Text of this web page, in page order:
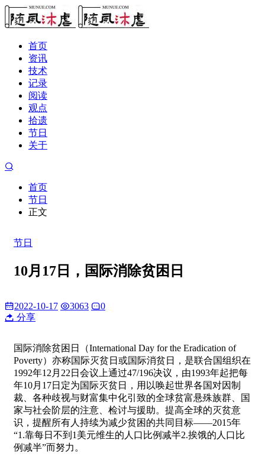
首页
资讯
技术
记录
阅读
观点
拾遗
节日
关于
首页
节日
正文
节日
10月17日，国际消除贫困日
2022-10-17 3063
0
分享
国际消除贫困日（International Day for the Eradication of
Poverty）亦称国际灭贫日或国际消贫日，是联合国组织在
1992年12月22日会议上通过47/196决议，由1993年起把每
年10月17日定为国际灭贫日，用以唤起世界各国对因制
裁、各种歧视与财富集中化引致的全球贫富悬殊族群、国
家与社会阶层的注意、检讨与援助。提高全球的灭贫意
识，提醒所有人持续为减少贫困的共同目标——2015年
“1.靠每日不到1美元维生的人口比例减半2.挨饿的人口比
例减半”而努力。